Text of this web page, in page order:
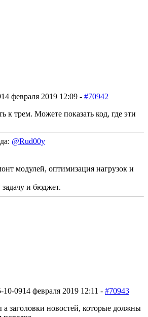
14 февраля 2019 12:09 - #70942
к трем. Можете показать код, где эти
@Rud00y
модулей, оптимизация нагрузок и
задачу и бюджет.
10-0914 февраля 2019 12:11 - #70943
а заголовки новостей, которые должны